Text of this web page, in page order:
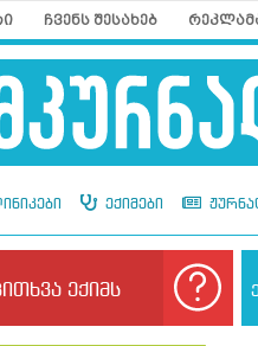
ჩვენს შესახებ
ექიმები
ექიმს